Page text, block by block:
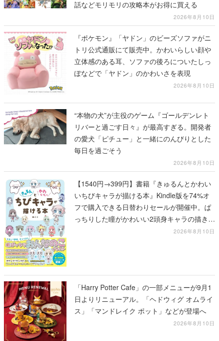
話などモリモリの攻略本がお得に買える
2026年8月10日
『ポケモン』「ヤドン」のビーズソファがニ
トリ公式通販にて販売中。かわいらしい顔や
立体感のある耳、ソファの後ろについたしっ
ぽなどで「ヤドン」のかわいさを表現
2026年8月10日
“本物の犬”が主役のゲーム『ゴールデンレト
リバーと過ごす日々』が最高すぎる。開発者
の愛犬「ピチュー」と一緒にのんびりとした
毎日を過ごそう
2026年8月10日
【1540円→399円】書籍『きゅるんとかわい
いちびキャラが描ける本』Kindle版を74%オ
フで購入できる日替わりセールが開催中。ぱ
っちりした瞳がかわいい2頭身キャラの描き方
2026年8月10日
「Harry Potter Cafe」の一部メニューが9月1
日よりリニューアル。「ヘドウィグ オムライ
ス」「マンドレイク ポット」などが登場へ
2026年8月10日